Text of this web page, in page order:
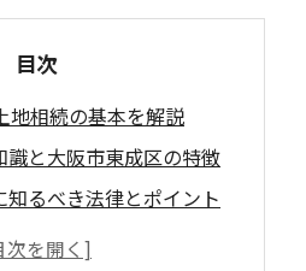
目次
地相続の基本を解説
識と大阪市東成区の特徴
知るべき法律とポイント
する際の初期手続き方法